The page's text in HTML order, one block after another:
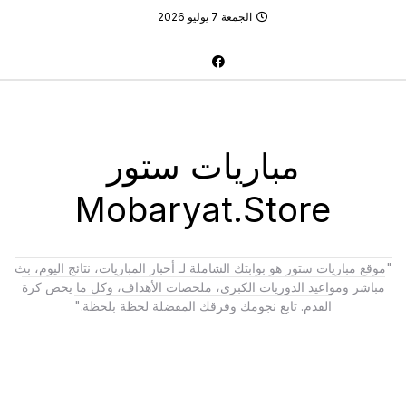
الجمعة 7 يوليو 2026
مباريات ستور
Mobaryat.Store
"موقع مباريات ستور هو بوابتك الشاملة لـ أخبار المباريات، نتائج اليوم، بث
مباشر ومواعيد الدوريات الكبرى، ملخصات الأهداف، وكل ما يخص كرة
القدم. تابع نجومك وفرقك المفضلة لحظة بلحظة."